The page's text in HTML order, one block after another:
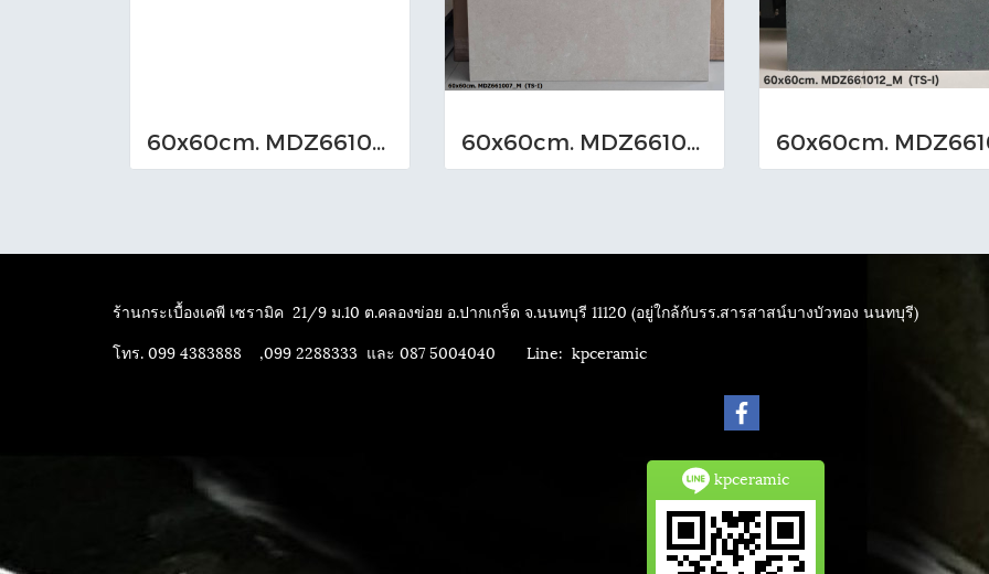
60x60cm. MDZ661013_M (TS-I) 60x60cm. MDZ661007_M (TS-I)
ร้านกระเบื้องเคพี เซรามิค 21/9 ม.10 ต.คลองข่อย อ.ปากเกร็ด จ.นนทบุรี 11120 (อยู่ใกล้กับรร.สารสาสน์บางบัวทอง นนทบุรี)
โทร. 099 4383888 ,099 2288333 และ 087 5004040 Line: kpceramic
kpceramic